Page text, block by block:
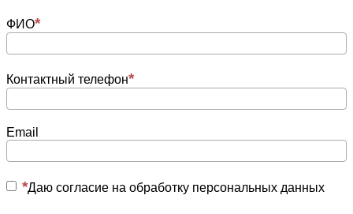
ФИО
Контактный телефон
Email
Даю согласие на обработку персональных данных